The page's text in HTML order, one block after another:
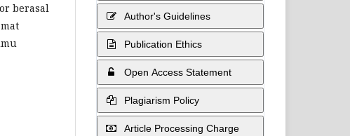
berasal
Author's Guidelines
Publication Ethics
Open Access Statement
Plagiarism Policy
Article Processing Charge